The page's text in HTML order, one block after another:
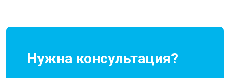
Нужна консультация?